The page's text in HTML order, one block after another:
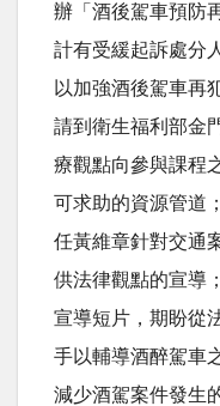
辦「酒後駕車預防
計有受緩起訴處分
以加強酒後駕車再
請到衛生福利部金
療觀點向參與課程
可求助的資源管道
任黃維章針對交通
供法律觀點的宣導
宣導短片，期盼從
手以輔導酒醉駕車
減少酒駕案件發